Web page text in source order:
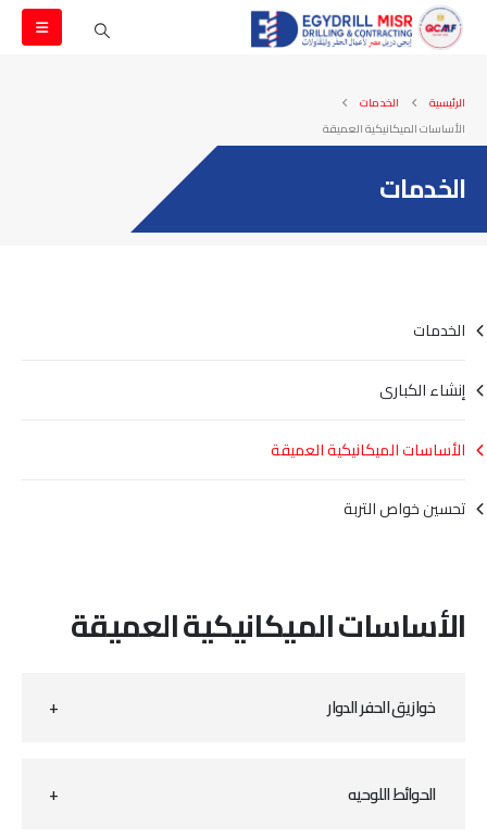
الرئيسية
الخدمات
الأساسات الميكانيكية العميقة
الخدمات
الأساسات الميكانيكية العميقة
خوازيق الحفر الدوار
الحوائط اللوحيه
الخدمات
إنشاء الكبارى
الأساسات الميكانيكية العميقة
تحسين خواص التربة